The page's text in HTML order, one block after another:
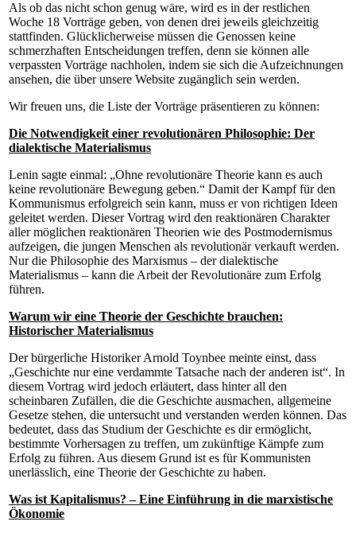
Als ob das nicht schon genug wäre, wird es in der restlichen
Woche 18 Vorträge geben, von denen drei jeweils gleichzeitig
stattfinden. Glücklicherweise müssen die Genossen keine
schmerzhaften Entscheidungen treffen, denn sie können alle
verpassten Vorträge nachholen, indem sie sich die Aufzeichnungen
ansehen, die über unsere Website zugänglich sein werden.
Wir freuen uns, die Liste der Vorträge präsentieren zu können:
Die Notwendigkeit einer revolutionären Philosophie: Der
dialektische Materialismus
Lenin sagte einmal: „Ohne revolutionäre Theorie kann es auch
keine revolutionäre Bewegung geben.“ Damit der Kampf für den
Kommunismus erfolgreich sein kann, muss er von richtigen Ideen
geleitet werden. Dieser Vortrag wird den reaktionären Charakter
aller möglichen reaktionären Theorien wie des Postmodernismus
aufzeigen, die jungen Menschen als revolutionär verkauft werden.
Nur die Philosophie des Marxismus – der dialektische
Materialismus – kann die Arbeit der Revolutionäre zum Erfolg
führen.
Warum wir eine Theorie der Geschichte brauchen:
Historischer Materialismus
Der bürgerliche Historiker Arnold Toynbee meinte einst, dass
„Geschichte nur eine verdammte Tatsache nach der anderen ist“. In
diesem Vortrag wird jedoch erläutert, dass hinter all den
scheinbaren Zufällen, die die Geschichte ausmachen, allgemeine
Gesetze stehen, die untersucht und verstanden werden können. Das
bedeutet, dass das Studium der Geschichte es dir ermöglicht,
bestimmte Vorhersagen zu treffen, um zukünftige Kämpfe zum
Erfolg zu führen. Aus diesem Grund ist es für Kommunisten
unerlässlich, eine Theorie der Geschichte zu haben.
Was ist Kapitalismus? – Eine Einführung in die marxistische
Ökonomie